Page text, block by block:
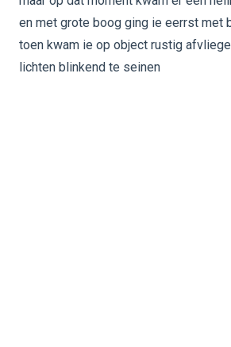
en met grote boog ging ie eerrst met
toen kwam ie op object rustig
lichten blinkend te seinen